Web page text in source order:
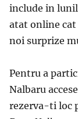
include in
atat online cat
noi surprize
Pentru a
Nalbaru
rezerva-ti loc